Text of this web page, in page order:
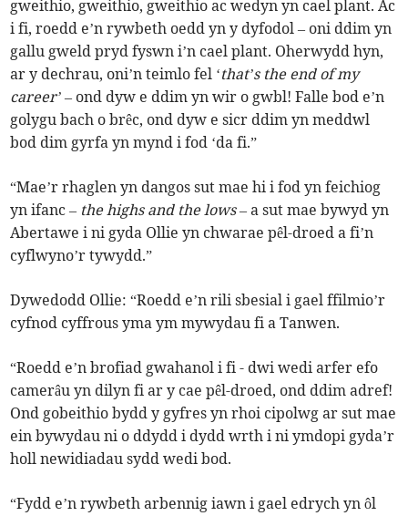
gweithio, gweithio, gweithio ac wedyn yn cael plant. Ac
i fi, roedd e’n rywbeth oedd yn y dyfodol – oni ddim yn
gallu gweld pryd fyswn i’n cael plant. Oherwydd hyn,
ar y dechrau, oni’n teimlo fel ‘that’s the end of my
career’ – ond dyw e ddim yn wir o gwbl! Falle bod e’n
golygu bach o brêc, ond dyw e sicr ddim yn meddwl
bod dim gyrfa yn mynd i fod ‘da fi.”
“Mae’r rhaglen yn dangos sut mae hi i fod yn feichiog
yn ifanc – the highs and the lows– a sut mae bywyd yn
Abertawe i ni gyda Ollie yn chwarae pêl-droed a fi’n
cyflwyno’r tywydd.”
Dywedodd Ollie: “Roedd e’n rili sbesial i gael ffilmio’r
cyfnod cyffrous yma ym mywydau fi a Tanwen.
“Roedd e’n brofiad gwahanol i fi - dwi wedi arfer efo
camerâu yn dilyn fi ar y cae pêl-droed, ond ddim adref!
Ond gobeithio bydd y gyfres yn rhoi cipolwg ar sut mae
ein bywydau ni o ddydd i dydd wrth i ni ymdopi gyda’r
holl newidiadau sydd wedi bod.
“Fydd e’n rywbeth arbennig iawn i gael edrych yn ôl